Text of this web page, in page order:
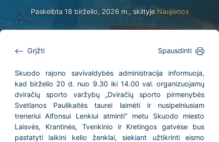
Paskelbta 18 birželio, 2026 m., skiltyje Naujienos
Grįžti Spausdinti
Skuodo rajono savivaldybės administracija informuoja,
kad birželio 20 d. nuo 9.30 iki 14.00 val. organizuojamų
dviračių sporto varžybų „Dviračių sporto pirmenybės
Svetlanos Paulikaitės taurei laimėti ir nusipelniusiam
treneriui Alfonsui Lenkiui atminti“ metu Skuodo miesto
Laisvės, Krantinės, Tvenkinio ir Kretingos gatvėse bus
pastatyti laikini kelio ženklai, siekiant užtikrinti eismo